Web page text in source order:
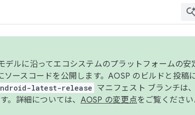
ルに沿ってエコシステムのプラットフォームの安
ースコードを公開します。AOSP のビルドと投稿に
latest-release マニフェスト ブランチは
。詳細については、 AOSP の変更点をご覧ください